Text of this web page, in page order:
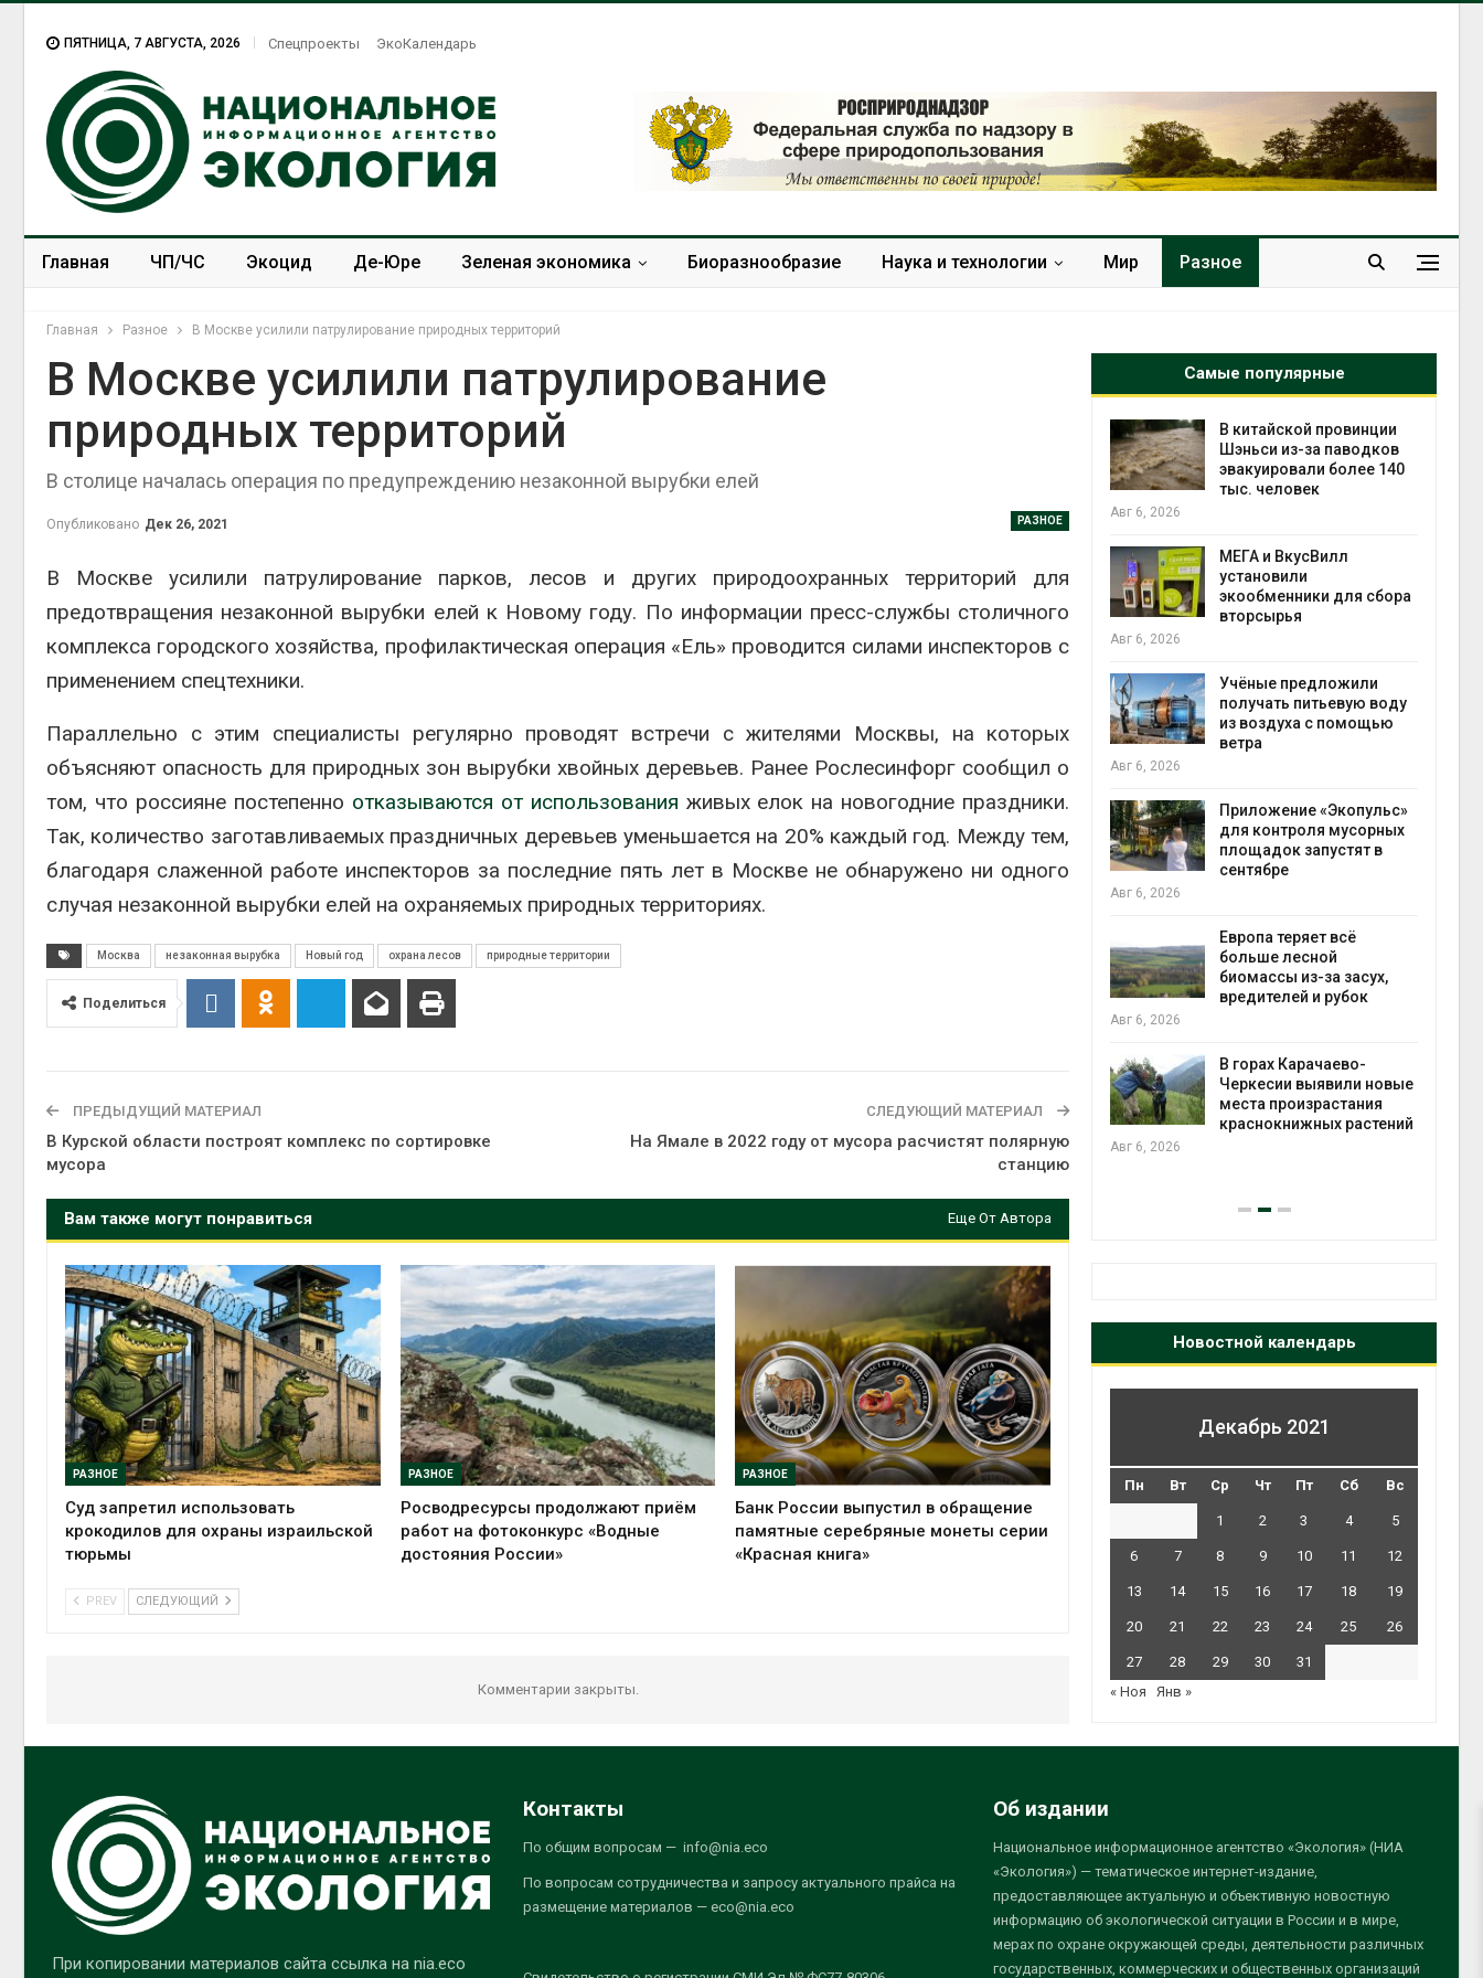
ПЯТНИЦА, 7 АВГУСТА, 2026 Спецпроекты ЭкоКалендарь
Главная ЧП/ЧС Экоцид Де-Юре Зеленая экономика Биоразнообразие Наука и технологии Мир Разное
Главная Разное В Москве усилили патрулирование природных территорий
В Москве усилили патрулирование
природных территорий
В столице началась операция по предупреждению незаконной вырубки елей
РАЗНОЕ
Опубликовано Дек 26, 2021
В Москве усилили патрулирование парков, лесов и других природоохранных территорий для
предотвращения незаконной вырубки елей к Новому году. По информации пресс-службы столичного
комплекса городского хозяйства, профилактическая операция «Ель» проводится силами инспекторов с
применением спецтехники.
Параллельно с этим специалисты регулярно проводят встречи с жителями Москвы, на которых
объясняют опасность для природных зон вырубки хвойных деревьев. Ранее Рослесинфорг сообщил о
том, что россияне постепенно отказываются от использования живых елок на новогодние праздники.
Так, количество заготавливаемых праздничных деревьев уменьшается на 20% каждый год. Между тем,
благодаря слаженной работе инспекторов за последние пять лет в Москве не обнаружено ни одного
случая незаконной вырубки елей на охраняемых природных территориях.
Москва незаконная вырубка Новый год охрана лесов природные территории
Поделиться
ПРЕДЫДУЩИЙ МАТЕРИАЛ
В Курской области построят комплекс по сортировке
мусора
СЛЕДУЮЩИЙ МАТЕРИАЛ
На Ямале в 2022 году от мусора расчистят полярную
станцию
Вам также могут понравиться Еще От Автора
РАЗНОЕ
Суд запретил использовать
крокодилов для охраны израильской
тюрьмы
РАЗНОЕ
Росводресурсы продолжают приём
работ на фотоконкурс «Водные
достояния России»
РАЗНОЕ
Банк России выпустил в обращение
памятные серебряные монеты серии
«Красная книга»
PREV СЛЕДУЮЩИЙ
Комментарии закрыты.
Самые популярные
Учёные научили салат
производить «животный»
белок для растительного
мяса
увеличила производство
Авг 6, 2026
В пяти странах Амазонии
преступлений
Авг 6, 2026
Новый порядок расчёта
нарушений квот на
промышленные выбросы
может появиться в
Авг 6, 2026
В Ирбите начнут
химикатов после пожара
сразу несколько
экстремальными
Авг 7, 2026
одновременно
вырабатывать энергию и
Авг 7, 2026
Дождевая вода с крыш
может помочь городам
Панамский канал вновь
ограничивает загрузку
судов из-за дефицита
В китайской провинции
Шэньси из-за паводков
эвакуировали более 140
тыс. человек
Авг 6, 2026
МЕГА и ВкусВилл
установили
экообменники для сбора
вторсырья
Авг 6, 2026
Учёные предложили
получать питьевую воду
из воздуха с помощью
ветра
Авг 6, 2026
Приложение «Экопульс»
для контроля мусорных
площадок запустят в
сентябре
Авг 6, 2026
Европа теряет всё
больше лесной
биомассы из-за засух,
вредителей и рубок
Авг 6, 2026
В горах Карачаево-
Черкесии выявили новые
места произрастания
краснокнижных растений
Авг 6, 2026
Новостной календарь
Декабрь 2021
Пн Вт Ср Чт Пт Сб Вс
1 2 3 4 5
6 7 8 9 10 11 12
13 14 15 16 17 18 19
20 21 22 23 24 25 26
27 28 29 30
31
« Ноя
Янв »
При копировании материалов сайта ссылка на nia.eco
Контакты
По общим вопросам — info@nia.eco
По вопросам сотрудничества и запросу актуального прайса на
размещение материалов — eco@nia.eco
Об издании
Национальное информационное агентство «Экология» (НИА
«Экология») — тематическое интернет-издание,
предоставляющее актуальную и объективную новостную
информацию об экологической ситуации в России и в мире,
мерах по охране окружающей среды, деятельности различных
государственных, коммерческих и общественных организаций